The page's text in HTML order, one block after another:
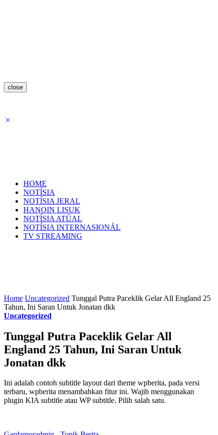
close
HOME
NOTÍSIA
NOTÍSIA JERAL
HANOIN LISUK
NOTÍSIA ATÚAL
NOTÍSIA INTERNASIONÁL
TV STREAMING
Home Uncategorized Tunggal Putra Paceklik Gelar All England 25
Tahun, Ini Saran Untuk Jonatan dkk
Uncategorized
Tunggal Putra Paceklik Gelar All
England 25 Tahun, Ini Saran Untuk
Jonatan dkk
Ini adalah contoh subtitle layout dari theme wpberita, pada versi
terbaru, wpberita menambahkan fitur ini. Wajib menggunakan
plugin KIA subtitle atau WP subtitle. Pilih salah satu.